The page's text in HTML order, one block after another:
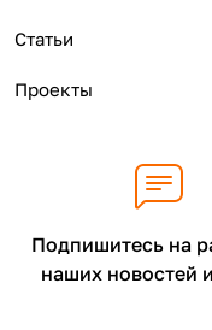
Статьи
Проекты
Подпишитесь на
наших новостей